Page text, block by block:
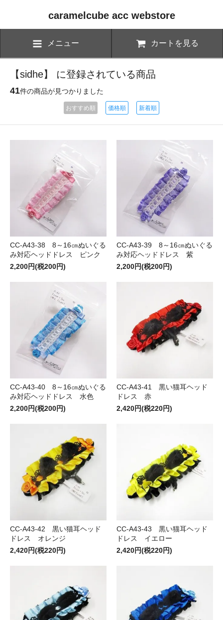
caramelcube acc webstore
メニュー カートを見る
【sidhe】 に登録されている商品
41件の商品が見つかりました
おすすめ順 価格順 新着順
CC-A43-38 8～16㎝ぬいぐる
み対応ヘッドドレス ピンク
2,200円(税200円)
CC-A43-39 8～16㎝ぬいぐる
み対応ヘッドドレス 紫
2,200円(税200円)
CC-A43-40 8～16㎝ぬいぐる
み対応ヘッドドレス 水色
2,200円(税200円)
CC-A43-41 黒い猫耳ヘッド
ドレス 赤
2,420円(税220円)
CC-A43-42 黒い猫耳ヘッド
ドレス オレンジ
2,420円(税220円)
CC-A43-43 黒い猫耳ヘッド
ドレス イエロー
2,420円(税220円)